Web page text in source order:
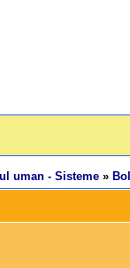
uman - Sisteme »